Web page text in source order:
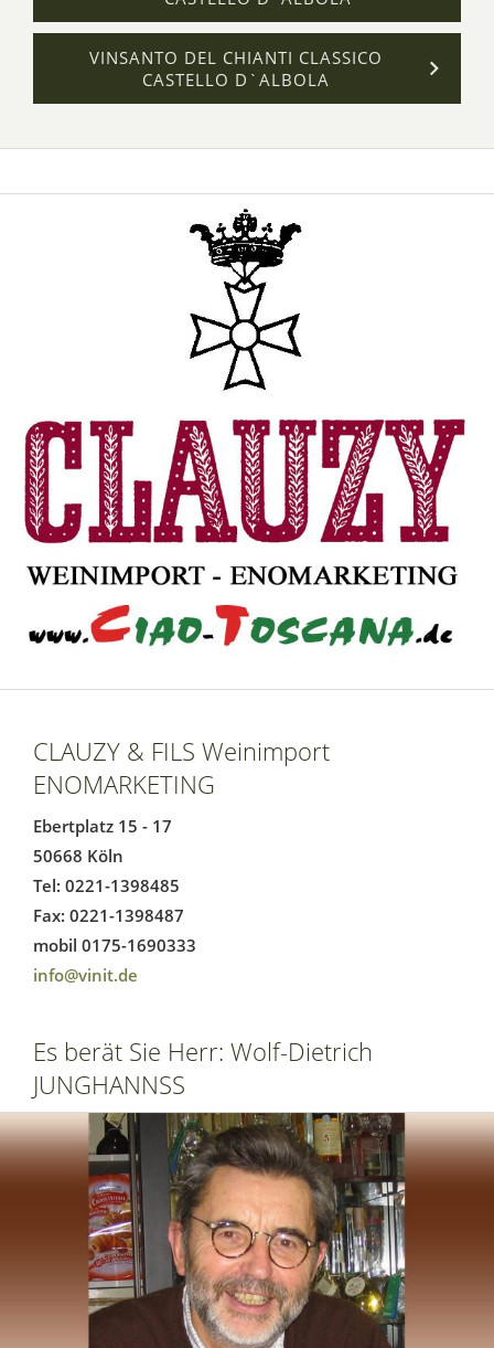
VINSANTO DEL CHIANTI CLASSICO
CASTELLO D`ALBOLA
CLAUZY & FILS Weinimport
ENOMARKETING
Ebertplatz 15 - 17
50668 Köln
Tel: 0221-1398485
Fax: 0221-1398487
mobil 0175-1690333
info@vinit.de
Es berät Sie Herr: Wolf-Dietrich
JUNGHANNSS